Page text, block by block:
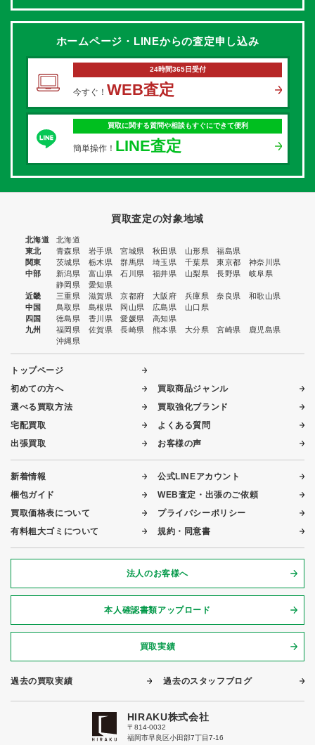
ホームページ・LINEからの査定申し込み
24時間365日受付
今すぐ！ WEB査定
買取に関する質問や相談もすぐにできて便利
簡単操作！ LINE査定
買取査定の対象地域
北海道
北海道
東北
青森県 岩手県 宮城県 秋田県 山形県
福島県
関東
茨城県 栃木県 群馬県 埼玉県 千葉県 東京都
神奈川県
中部
新潟県 富山県 石川県 福井県 山梨県 長野県
岐阜県
静岡県
愛知県
近畿
三重県 滋賀県 京都府 大阪府 兵庫県 奈良県
和歌山県
中国
鳥取県 島根県 岡山県 広島県
山口県
四国
徳島県 香川県 愛媛県
高知県
九州
福岡県 佐賀県 長崎県 熊本県 大分県 宮崎県
鹿児島県
沖縄県
トップページ
初めての方へ
選べる買取方法
宅配買取
出張買取
買取商品ジャンル
買取強化ブランド
よくある質問
お客様の声
新着情報
梱包ガイド
買取価格表について
有料粗大ゴミについて
公式LINEアカウント
WEB査定・出張のご依頼
プライバシーポリシー
規約・同意書
法人のお客様へ
本人確認書類アップロード
買取実績
過去の買取実績 過去のスタッフブログ
HIRAKU株式会社
〒814-0032
福岡市早良区小田部7丁目7-16